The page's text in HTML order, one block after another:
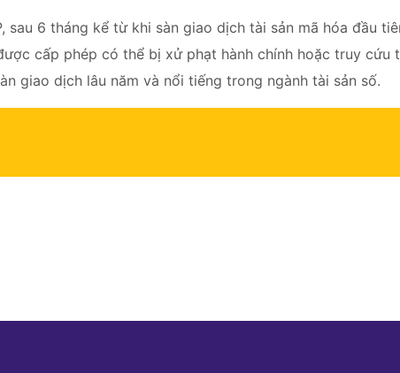
sau 6 tháng kể từ khi sàn giao dịch tài sản mã hóa đầu
cấp phép có thể bị xử phạt hành chính hoặc truy
giao dịch lâu năm và nổi tiếng trong ngành tài sản số.